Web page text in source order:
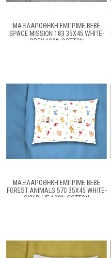
ΜΑΞΙΛΑΡΟΘΉΚΗ ΕΜΠΡΙΜΈ BEBE
SPACE MISSION 183 35X45 WHITE-
GREY 100% COTTON
ΜΑΞΙΛΑΡΟΘΉΚΗ ΕΜΠΡΙΜΈ BEBE
FOREST ANIMALS 570 35X45 WHITE-
SKY BLUE 100% COTTON